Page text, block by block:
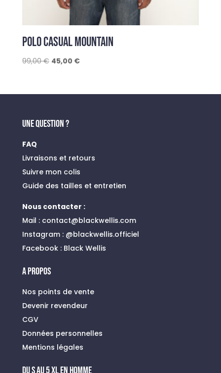
POLO CASUAL MOUNTAIN
99,00€ Le
était :
45,00 €Le
est :
UNE QUESTION ?
FAQ
Livraisons et retours
Suivre mon colis
Guide des tailles et entretien
Nous contacter :
Mail : contact@blackwellis.com
Instagram :@blackwellis.officiel
Facebook : Black Wellis
A PROPOS
Nos points de vente
Devenir revendeur
CGV
Données personnelles
Mentions légales